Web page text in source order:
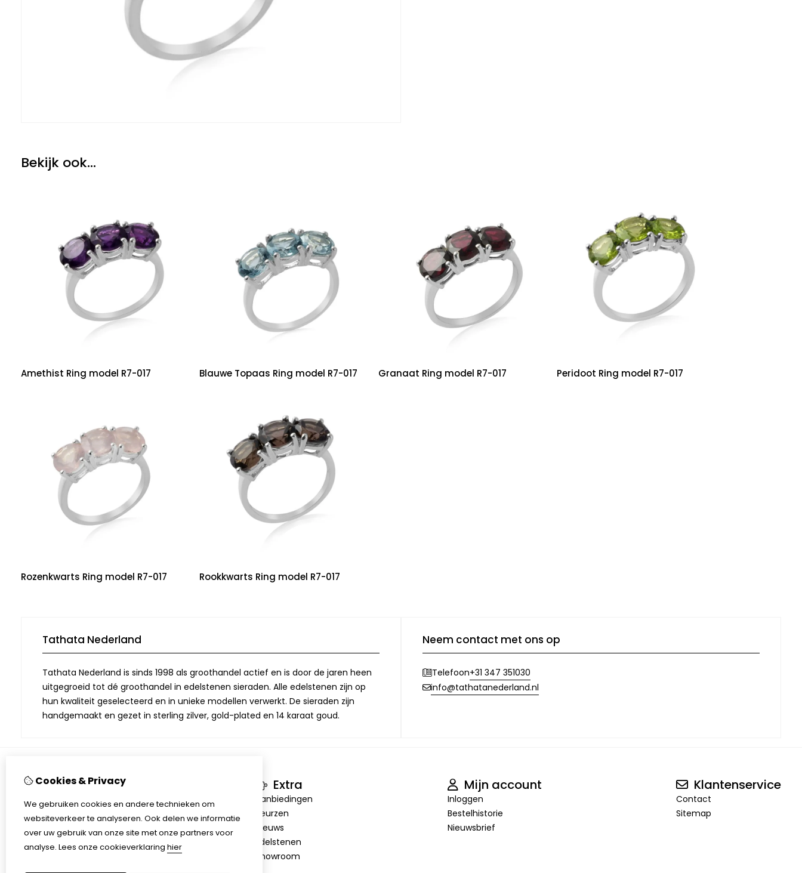
Bekijk ook...
Amethist Ring model R7-017 Blauwe Topaas Ring model R7-017 Granaat Ring model R7-017 Peridoot Ring model R7-017
Rozenkwarts Ring model R7-017 Rookkwarts Ring model R7-017
Tathata Nederland
Tathata Nederland is sinds 1998 als groothandel actief en is door de jaren heen
uitgegroeid tot dé groothandel in edelstenen sieraden. Alle edelstenen zijn op
hun kwaliteit geselecteerd en in unieke modellen verwerkt. De sieraden zijn
handgemaakt en gezet in sterling zilver, gold-plated en 14 karaat goud.
Neem contact met ons op
Telefoon+31 347 351030
info@tathatanederland.nl
Informatie
Over Tathata
Contact informatie
Algemene voorwaarden
Privacy
Extra
Aanbiedingen
Beurzen
Nieuws
Edelstenen
Showroom
Mijn account
Inloggen
Bestelhistorie
Nieuwsbrief
Klantenservice
Contact
Sitemap
Cookies & Privacy
We gebruiken cookies en andere technieken om
websiteverkeer te analyseren. Ook delen we informatie
over uw gebruik van onze site met onze partners voor
analyse. Lees onze cookieverklaring hier